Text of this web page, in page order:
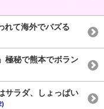
れて海外でバズる
極秘で熊本でボラン
サラダ、しょっぱい